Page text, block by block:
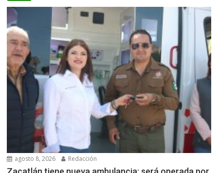
agosto 8, 2026 Redacción